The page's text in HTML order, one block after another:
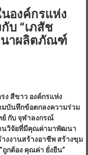
องค์กรแห่ง
บ “เภสัช
นาผลิตภัณฑ์
ง สีขาว องค์กรแห่ง
มบันทึกข้อตกลงความร่วม
กับ จุฬาลงกรณ์
นวิจัยที่มีคุณค่ามาพัฒนา
งานสร้างอาชีพ สร้างขุม
ถูกต้อง คุณค่า ยั่งยืน”